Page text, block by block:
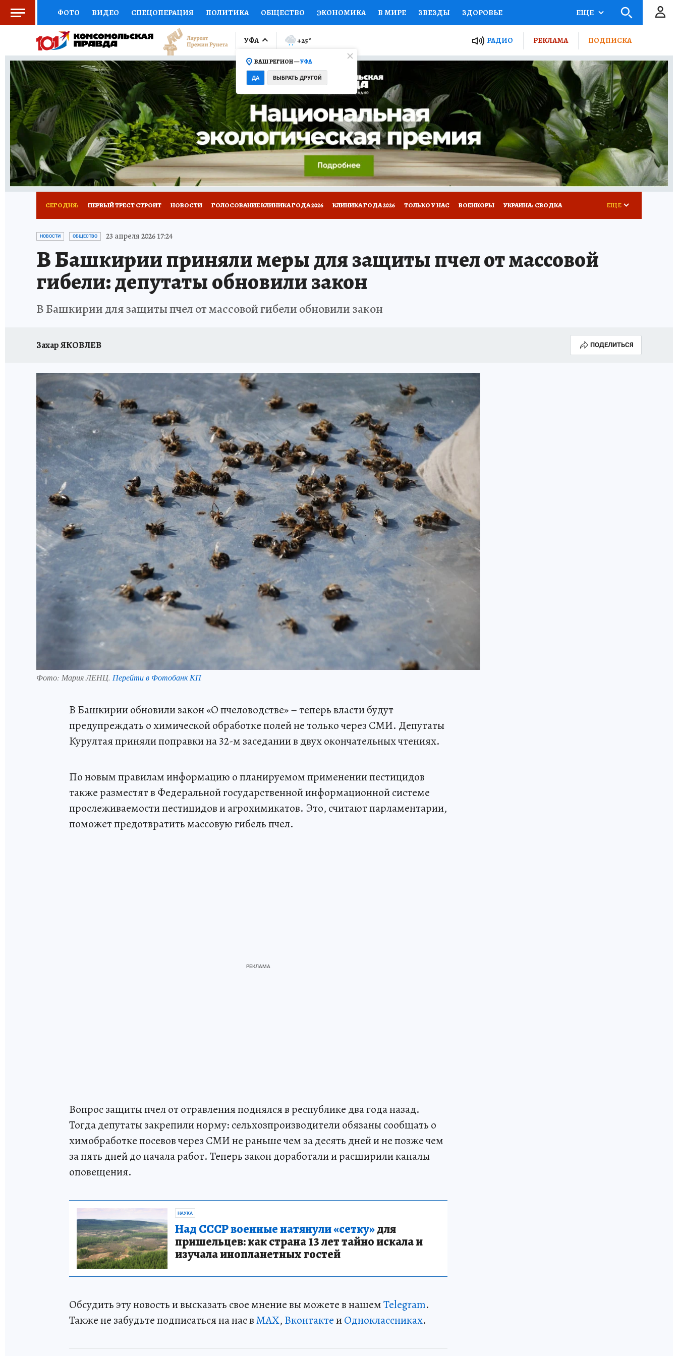
ФОТО ВИДЕО СПЕЦОПЕРАЦИЯ ПОЛИТИКА ОБЩЕСТВО ЭКОНОМИКА В МИРЕ ЗВЕЗДЫ ЗДОРОВЬЕ
СОЦПОДДЕРЖКА НАУКА СПОРТ КОЛУМНИСТЫ ПРОИСШЕСТВИЯ НАЦИОНАЛЬНЫЕ ПРОЕКТЫ РОССИИ
ВЫБОР ЭКСПЕРТОВ ДОКТОР ФИНАНСЫ ОТКРЫВАЕМ МИР СЕМЬЯ ЖЕНСКИЕ СЕКРЕТЫ ПУТЕВОДИТЕЛЬ
КНИЖНАЯ ПОЛКА ПРОГНОЗЫ НА СПОРТ ПРОМОКОДЫ СЕРИАЛЫ СПЕЦПРОЕКТЫ ДЕФИЦИТ ЖЕЛЕЗА ТУРИЗМ
ПРЕСС-ЦЕНТР НЕДВИЖИМОСТЬ ТЕЛЕВИЗОР КОЛЛЕКЦИИ КОНКУРСЫ РАБОТА У НАС ГИД ПОТРЕБИТЕЛЯ ВСЕ О КП
РАДИО КП РЕКЛАМА ТЕСТЫ НОВОЕ НА САЙТЕ
ЕЩЕ
УФА
ВАШ РЕГИОН —УФА
ДА ВЫБРАТЬ ДРУГОЙ
+25° РАДИО РЕКЛАМА ПОДПИСКА
СЕГОДНЯ: ПЕРВЫЙ ТРЕСТ СТРОИТ НОВОСТИ ГОЛОСОВАНИЕ КЛИНИКА ГОДА 2026 КЛИНИКА ГОДА 2026 ТОЛЬКО У НАС ВОЕНКОРЫ УКРАИНА: СВОДКА
КП В МАХ ОТДЫХ В РОССИИ
ЕЩЕ
НОВОСТИ ОБЩЕСТВО 23 апреля 2026 17:24
В Башкирии приняли меры для защиты пчел от массовой
гибели: депутаты обновили закон
В Башкирии для защиты пчел от массовой гибели обновили закон
Захар ЯКОВЛЕВ ПОДЕЛИТЬСЯ
Фото: Мария ЛЕНЦ. Перейти в Фотобанк КП
В Башкирии обновили закон «О пчеловодстве» – теперь власти будут
предупреждать о химической обработке полей не только через СМИ. Депутаты
Курултая приняли поправки на 32-м заседании в двух окончательных чтениях.
По новым правилам информацию о планируемом применении пестицидов
также разместят в Федеральной государственной информационной системе
прослеживаемости пестицидов и агрохимикатов. Это, считают парламентарии,
поможет предотвратить массовую гибель пчел.
Вопрос защиты пчел от отравления поднялся в республике два года назад.
Тогда депутаты закрепили норму: сельхозпроизводители обязаны сообщать о
химобработке посевов через СМИ не раньше чем за десять дней и не позже чем
за пять дней до начала работ. Теперь закон доработали и расширили каналы
оповещения.
НАУКА
Над СССР военные натянули «сетку»для
пришельцев: как страна 13 лет тайно искала и
изучала инопланетных гостей
Обсудить эту новость и высказать свое мнение вы можете в нашемTelegram.
Также не забудьте подписаться на нас вMAX, ВконтактеиОдноклассниках.